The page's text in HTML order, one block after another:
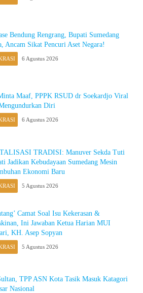
Bendung Rengrang, Bupati Sumedang
Ancam Sikat Pencuri Aset Negara!
6 Agustus 2026
Maaf, PPPK RSUD dr Soekardjo Viral
Diri
6 Agustus 2026
TRADISI: Manuver Sekda Tuti
Jadikan Kebudayaan Sumedang Mesin
Ekonomi Baru
5 Agustus 2026
Camat Soal Isu Kekerasan &
Ini Jawaban Ketua Harian MUI
KH. Asep Sopyan
5 Agustus 2026
TPP ASN Kota Tasik Masuk Katagori
Nasional